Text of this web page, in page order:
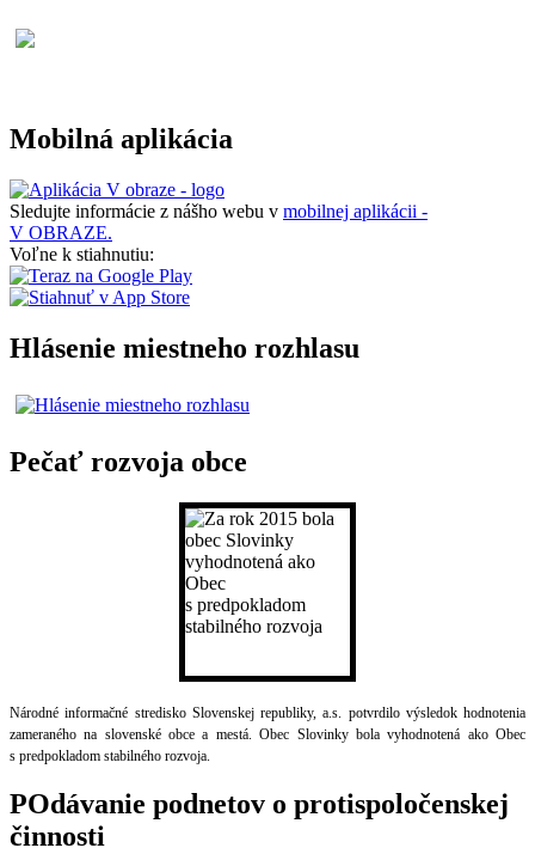
Mobilná aplikácia
Sledujte informácie z nášho webu v mobilnej aplikácii -
V OBRAZE.
Voľne k stiahnutiu:
Hlásenie miestneho rozhlasu
Pečať rozvoja obce
Národné informačné stredisko Slovenskej republiky, a.s. potvrdilo výsledok hodnotenia
zameraného na slovenské obce a mestá. Obec Slovinky bola vyhodnotená ako Obec
s predpokladom stabilného rozvoja.
POdávanie podnetov o protispoločenskej
činnosti